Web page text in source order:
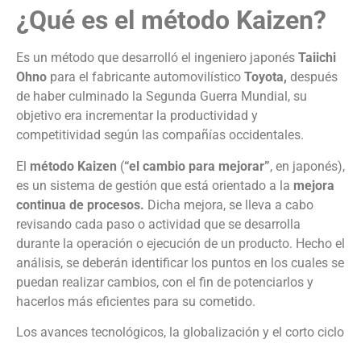
¿Qué es el método Kaizen?
Es un método que desarrolló el ingeniero japonés Taiichi
Ohno para el fabricante automovilístico Toyota, después
de haber culminado la Segunda Guerra Mundial, su
objetivo era incrementar la productividad y
competitividad según las compañías occidentales.
El método Kaizen (“el cambio para mejorar”, en japonés),
es un sistema de gestión que está orientado a la mejora
continua de procesos. Dicha mejora, se lleva a cabo
revisando cada paso o actividad que se desarrolla
durante la operación o ejecución de un producto. Hecho el
análisis, se deberán identificar los puntos en los cuales se
puedan realizar cambios, con el fin de potenciarlos y
hacerlos más eficientes para su cometido.
Los avances tecnológicos, la globalización y el corto ciclo